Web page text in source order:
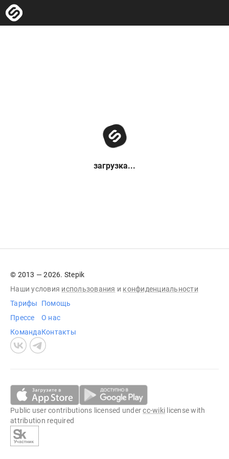
загрузка...
© 2013 — 2026. Stepik
Наши условия использования и конфиденциальности
Тарифы
Прессе
Команда
Помощь
О нас
Контакты
Public user contributions licensed undercc-wiki license with
attribution required